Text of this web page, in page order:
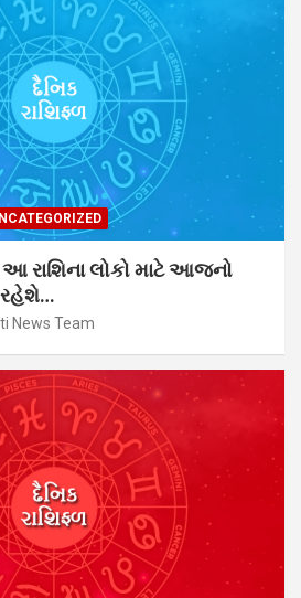
રાશિના લોકો માટે આજનો
રહેશે…
News Team